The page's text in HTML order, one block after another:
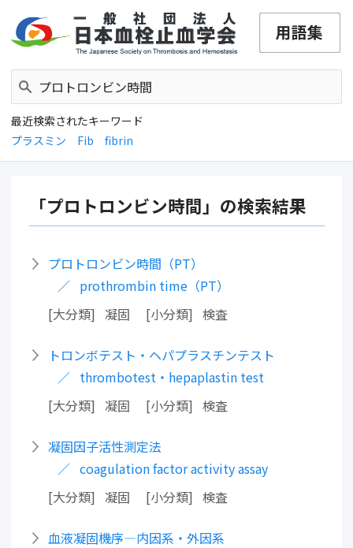
最近検索されたキーワード
プラスミン
Fib fibrin
「プロトロンビン時間」の検索結果
プロトロンビン時間（PT）
prothrombin time（PT）
大分類
凝固 小分類 検査
トロンボテスト・ヘパプラスチンテスト
thrombotest・hepaplastin test
大分類
凝固 小分類 検査
凝固因子活性測定法
coagulation factor activity assay
大分類
凝固 小分類 検査
血液凝固機序―内因系・外因系